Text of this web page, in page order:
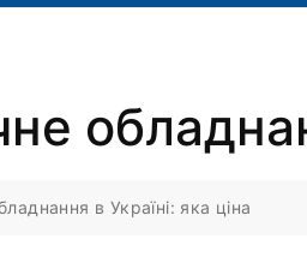
в Україні: яка ціна